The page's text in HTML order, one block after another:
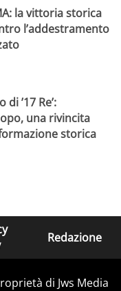
la vittoria storica
l’addestramento
’17 Re’:
una rivincita
storica
Redazione
di Jws Media